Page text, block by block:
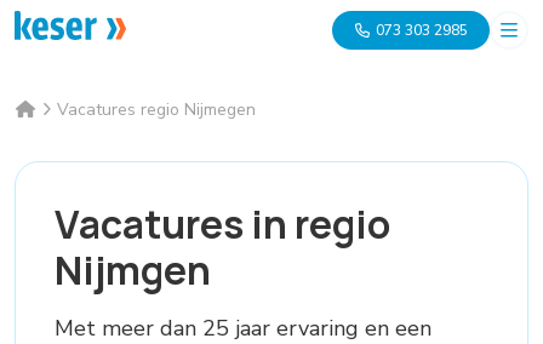
073 303 2985
Vacatures regio Nijmegen
Vacatures in regio
Nijmgen
Met meer dan 25 jaar ervaring en een